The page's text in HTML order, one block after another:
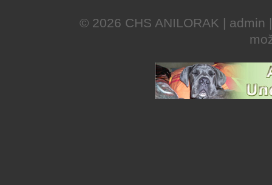
© 2026 CHS ANILORAK | admin